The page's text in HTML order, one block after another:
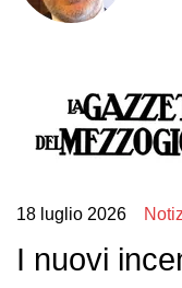
18 luglio 2026
I nuovi